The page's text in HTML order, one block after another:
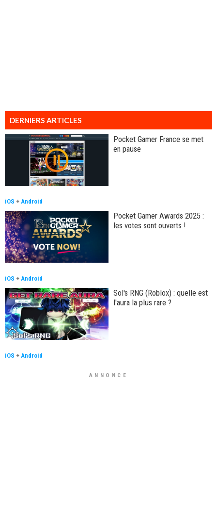
DERNIERS ARTICLES
Pocket Gamer France se met
en pause
iOS + Android
Pocket Gamer Awards 2025 :
les votes sont ouverts !
iOS + Android
Sol's RNG (Roblox) : quelle est
l'aura la plus rare ?
iOS + Android
ANNONCE